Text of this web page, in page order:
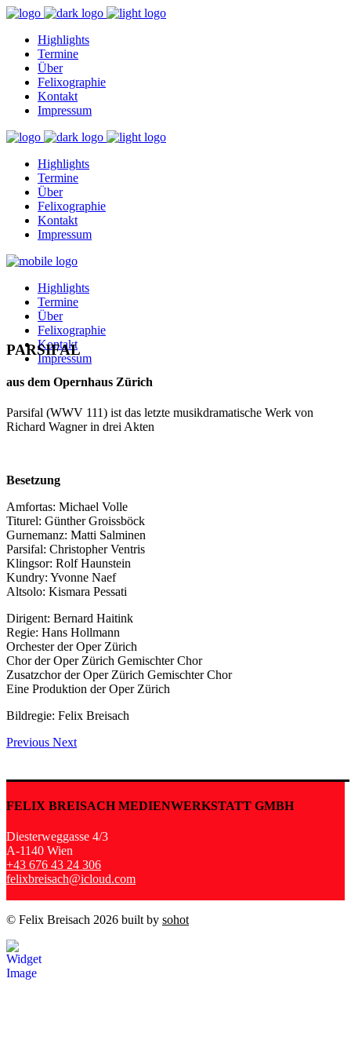
Highlights
Termine
Über
Felixographie
Kontakt
Impressum
Highlights
Termine
Über
Felixographie
Kontakt
Impressum
Highlights
Termine
Über
Felixographie
Kontakt
Impressum
PARSIFAL
aus dem Opernhaus Zürich
Parsifal (WWV 111) ist das letzte musikdramatische Werk von
Richard Wagner in drei Akten
Besetzung
Amfortas: Michael Volle
Titurel: Günther Groissböck
Gurnemanz: Matti Salminen
Parsifal: Christopher Ventris
Klingsor: Rolf Haunstein
Kundry: Yvonne Naef
Altsolo: Kismara Pessati
Dirigent: Bernard Haitink
Regie: Hans Hollmann
Orchester der Oper Zürich
Chor der Oper Zürich Gemischter Chor
Zusatzchor der Oper Zürich Gemischter Chor
Eine Produktion der Oper Zürich
Bildregie: Felix Breisach
Previous Next
FELIX BREISACH MEDIENWERKSTATT GMBH
Diesterweggasse 4/3
A-1140 Wien
+43 676 43 24 306
felixbreisach@icloud.com
© Felix Breisach 2026 built by sohot